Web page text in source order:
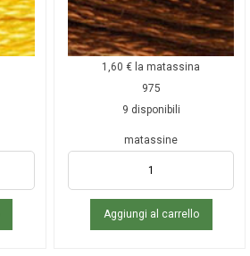
1,60€ la matassina
975
9 disponibili
matassine
Aggiungi al carrello